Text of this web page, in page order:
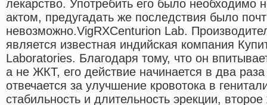
лекарство. Употребить его было необходимо
актом, предугадать же последствия было
невозможно.VigRXCenturion Lab.
является известная индийская компания
Laboratories. Благодаря тому, что он
а не ЖКТ, его действие начинается в два
отвечается за улучшение кровотока в
стабильность и длительность эрекции,